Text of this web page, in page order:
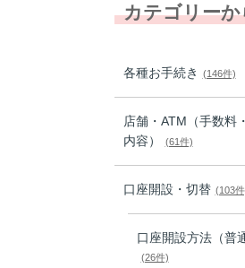
カテゴリーか
各種お手続き (146件)
店舗・ATM（手数料
内容）
(61件)
口座開設・切替 (103
口座開設方法（普
(26件)